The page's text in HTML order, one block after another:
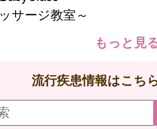
サージ教室～
もっと見
流行疾患情報はこち